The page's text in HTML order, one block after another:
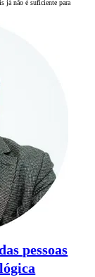
já não é suficiente para
pessoas